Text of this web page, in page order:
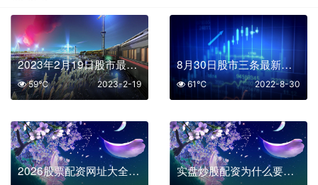
2023年2月19日股市最新消息
2023-2-19
59℃
8月30日股市三条最新消息
2022-8-30
61℃
2026股票配资网址大全：如何一键获取正规实盘入口，避开虚拟盘陷阱? 实盘炒股配资为什么要遵循自己的炒股逻辑